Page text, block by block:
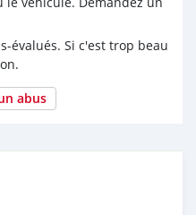
évalués. Si c'est trop beau
abus